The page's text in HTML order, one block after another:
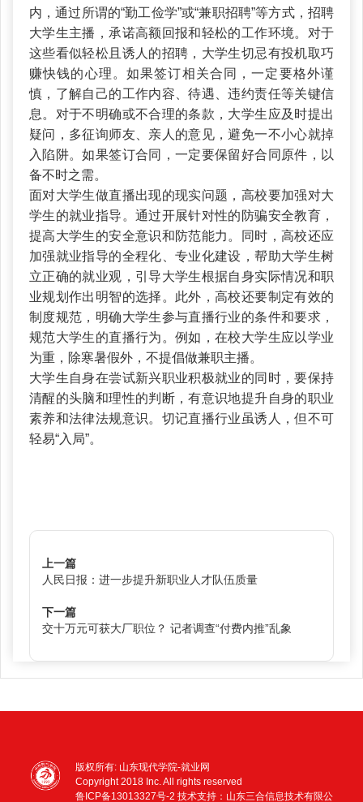
内，通过所谓的“勤工俭学”或“兼职招聘”等方式，招聘
大学生主播，承诺高额回报和轻松的工作环境。对于
这些看似轻松且诱人的招聘，大学生切忌有投机取巧
赚快钱的心理。如果签订相关合同，一定要格外谨
慎，了解自己的工作内容、待遇、违约责任等关键信
息。对于不明确或不合理的条款，大学生应及时提出
疑问，多征询师友、亲人的意见，避免一不小心就掉
入陷阱。如果签订合同，一定要保留好合同原件，以
备不时之需。
面对大学生做直播出现的现实问题，高校要加强对大
学生的就业指导。通过开展针对性的防骗安全教育，
提高大学生的安全意识和防范能力。同时，高校还应
加强就业指导的全程化、专业化建设，帮助大学生树
立正确的就业观，引导大学生根据自身实际情况和职
业规划作出明智的选择。此外，高校还要制定有效的
制度规范，明确大学生参与直播行业的条件和要求，
规范大学生的直播行为。例如，在校大学生应以学业
为重，除寒暑假外，不提倡做兼职主播。
大学生自身在尝试新兴职业积极就业的同时，要保持
清醒的头脑和理性的判断，有意识地提升自身的职业
素养和法律法规意识。切记直播行业虽诱人，但不可
轻易“入局”。
上一篇
人民日报：进一步提升新职业人才队伍质量
下一篇
交十万元可获大厂职位？ 记者调查“付费内推”乱象
版权所有: 山东现代学院-就业网
Copyright 2018 Inc. All rights reserved
鲁ICP备13013327号-2技术支持：山东三合信息技术有限公